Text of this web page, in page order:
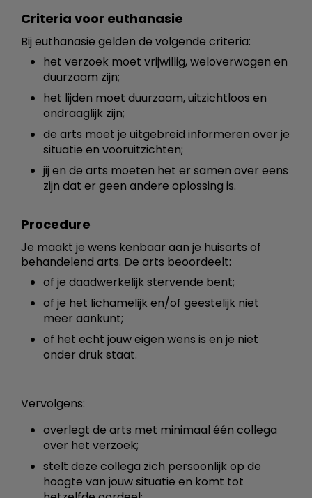
Criteria voor euthanasie
Bij euthanasie gelden de volgende criteria:
het verzoek moet vrijwillig, weloverwogen en
duurzaam zijn;
het lijden moet duurzaam, uitzichtloos en
ondraaglijk zijn;
de arts moet je uitgebreid informeren over je
situatie en vooruitzichten;
jij en de arts moeten het er samen over eens
zijn dat er geen andere oplossing is.
Procedure
Je maakt je wens kenbaar aan je huisarts of
behandelend arts. De arts beoordeelt:
of je daadwerkelijk stervende bent;
of je het lichamelijk en/of geestelijk niet
meer aankunt;
of het echt jouw eigen wens is en je niet
onder druk staat.
Vervolgens:
overlegt de arts met minimaal één collega
over het verzoek;
stelt deze collega zich persoonlijk op de
hoogte van jouw situatie en komt tot